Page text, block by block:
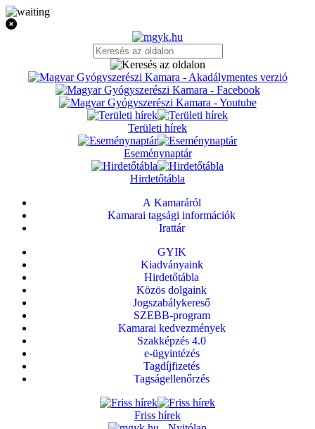
Területi hírek
Eseménynaptár
Hirdetőtábla
A Kamaráról
Kamarai tagsági információk
Irattár
GYIK
Kiadványaink
Hirdetőtábla
Közös dolgaink
Jogszabálykereső
SZEBB-program
Kamarai kedvezmények
Szakképzés 4.0
e-ügyintézés
Tagdíjfizetés
Tagságellenőrzés
Friss hírek